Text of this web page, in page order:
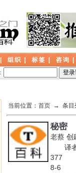
组织 标签 咨询
当前位置： 首页 → 条目
秘密
老蔡 创
译者
377
8-6 一